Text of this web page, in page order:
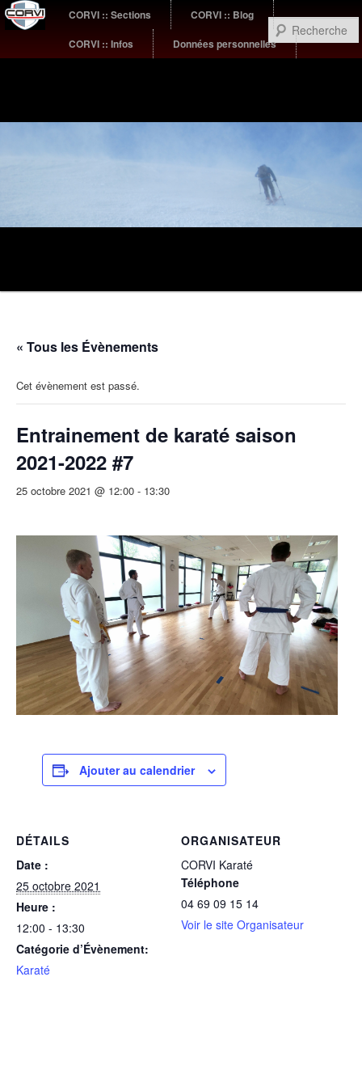
Menu
principal
Aller
Aller CORVI :: Sections
CORVI :: Blog
CORVI :: Infos
Données personnelles
« Tous les Évènements
Cet évènement est passé.
Entrainement de karaté saison
2021-2022 #7
25 octobre 2021 @ 12:00 - 13:30
Ajouter au calendrier
DÉTAILS
Date :
25 octobre 2021
Heure :
12:00 - 13:30
Catégorie d’Évènement:
Karaté
ORGANISATEUR
CORVI Karaté
Téléphone
04 69 09 15 14
Voir le site Organisateur